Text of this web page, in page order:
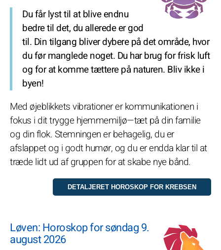
Du får lyst til at blive endnu
bedre til det, du allerede er god
til. Din tilgang bliver dybere på det område, hvor
du før manglede noget. Du har brug for frisk luft
og for at komme tættere på naturen. Bliv ikke i
byen!
Med øjeblikkets vibrationer er kommunikationen i
fokus i dit trygge hjemmemiljø—tæt på din familie
og din flok. Stemningen er behagelig, du er
afslappet og i godt humør, og du er endda klar til at
træde lidt ud af gruppen for at skabe nye bånd.
Løven: Horoskop for søndag 9.
august 2026